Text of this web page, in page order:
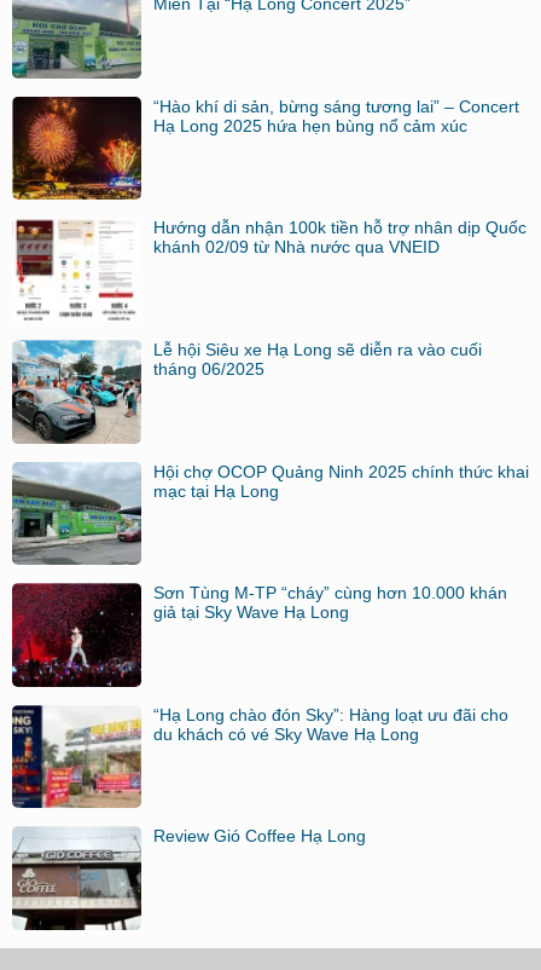
Miền Tại “Hạ Long Concert 2025”
“Hào khí di sản, bừng sáng tương lai” – Concert
Hạ Long 2025 hứa hẹn bùng nổ cảm xúc
Hướng dẫn nhận 100k tiền hỗ trợ nhân dịp Quốc
khánh 02/09 từ Nhà nước qua VNEID
Lễ hội Siêu xe Hạ Long sẽ diễn ra vào cuối
tháng 06/2025
Hội chợ OCOP Quảng Ninh 2025 chính thức khai
mạc tại Hạ Long
Sơn Tùng M-TP “cháy” cùng hơn 10.000 khán
giả tại Sky Wave Hạ Long
“Hạ Long chào đón Sky”: Hàng loạt ưu đãi cho
du khách có vé Sky Wave Hạ Long
Review Gió Coffee Hạ Long